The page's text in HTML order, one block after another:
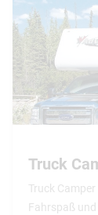
Truck
Truck
Fahrspaß